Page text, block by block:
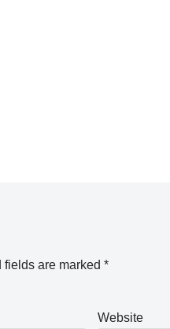
fields are marked *
Website